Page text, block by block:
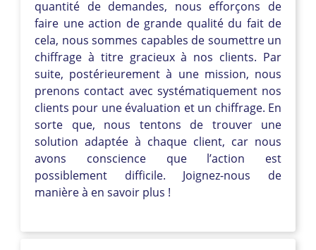
quantité de demandes, nous efforçons de
faire une action de grande qualité du fait de
cela, nous sommes capables de soumettre un
chiffrage à titre gracieux à nos clients. Par
suite, postérieurement à une mission, nous
prenons contact avec systématiquement nos
clients pour une évaluation et un chiffrage. En
sorte que, nous tentons de trouver une
solution adaptée à chaque client, car nous
avons conscience que l’action est
possiblement difficile. Joignez-nous de
manière à en savoir plus !